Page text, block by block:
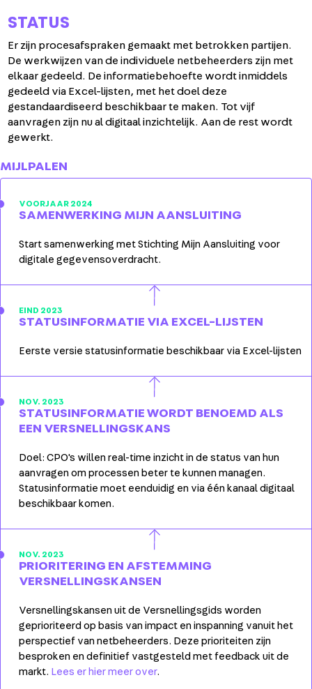
STATUS
Er zijn procesafspraken gemaakt met betrokken partijen.
De werkwijzen van de individuele netbeheerders zijn met
elkaar gedeeld. De informatiebehoefte wordt inmiddels
gedeeld via Excel-lijsten, met het doel deze
gestandaardiseerd beschikbaar te maken. Tot vijf
aanvragen zijn nu al digitaal inzichtelijk. Aan de rest wordt
gewerkt.
MIJLPALEN
VOORJAAR 2024
SAMENWERKING MIJN AANSLUITING
Start samenwerking met Stichting Mijn Aansluiting voor
digitale gegevensoverdracht.
EIND 2023
STATUSINFORMATIE VIA EXCEL-LIJSTEN
Eerste versie statusinformatie beschikbaar via Excel-lijsten
NOV. 2023
STATUSINFORMATIE WORDT BENOEMD ALS
EEN VERSNELLINGSKANS
Doel: CPO's willen real-time inzicht in de status van hun
aanvragen om processen beter te kunnen managen.
Statusinformatie moet eenduidig en via één kanaal digitaal
beschikbaar komen.
NOV. 2023
PRIORITERING EN AFSTEMMING
VERSNELLINGSKANSEN
Versnellingskansen uit de Versnellingsgids worden
geprioriteerd op basis van impact en inspanning vanuit het
perspectief van netbeheerders. Deze prioriteiten zijn
besproken en definitief vastgesteld met feedback uit de
markt. Lees er hier meer over.